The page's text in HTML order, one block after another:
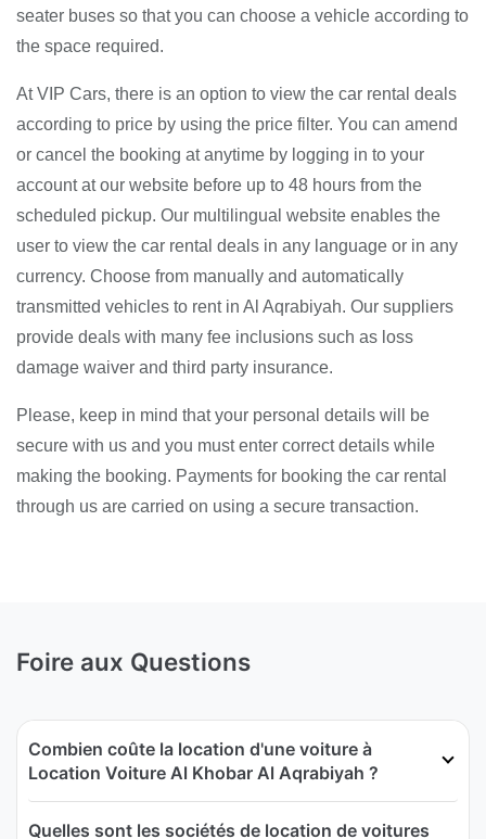
seater buses so that you can choose a vehicle according to
the space required.
At VIP Cars, there is an option to view the car rental deals
according to price by using the price filter. You can amend
or cancel the booking at anytime by logging in to your
account at our website before up to 48 hours from the
scheduled pickup. Our multilingual website enables the
user to view the car rental deals in any language or in any
currency. Choose from manually and automatically
transmitted vehicles to rent in Al Aqrabiyah. Our suppliers
provide deals with many fee inclusions such as loss
damage waiver and third party insurance.
Please, keep in mind that your personal details will be
secure with us and you must enter correct details while
making the booking. Payments for booking the car rental
through us are carried on using a secure transaction.
Foire aux Questions
Combien coûte la location d'une voiture à
Location Voiture Al Khobar Al Aqrabiyah ?
Quelles sont les sociétés de location de voitures